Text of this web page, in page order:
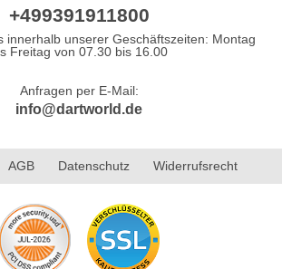
+499391911800
innerhalb unserer Geschäftszeiten: Montag
Freitag von 07.30 bis 16.00
Anfragen per E-Mail:
info@dartworld.de
AGB Datenschutz Widerrufsrecht